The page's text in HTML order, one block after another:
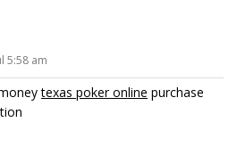
5:58 am
texas poker online purchase